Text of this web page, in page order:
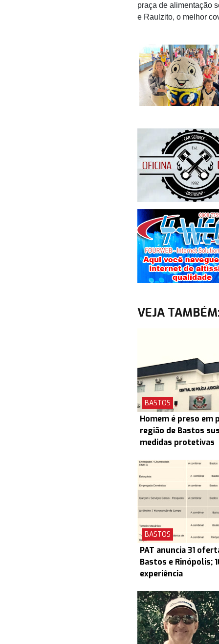
praça de alimentação
e Raulzito, o melhor
VEJA
BASTOS
Homem é preso em
região de Bastos
medidas protetivas
BASTOS
PAT anuncia 31
Bastos e Rinópolis;
experiência